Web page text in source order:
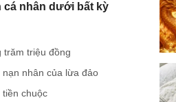
cá nhân dưới bất kỳ
trăm triệu đồng
nhân của lừa đảo
chuộc